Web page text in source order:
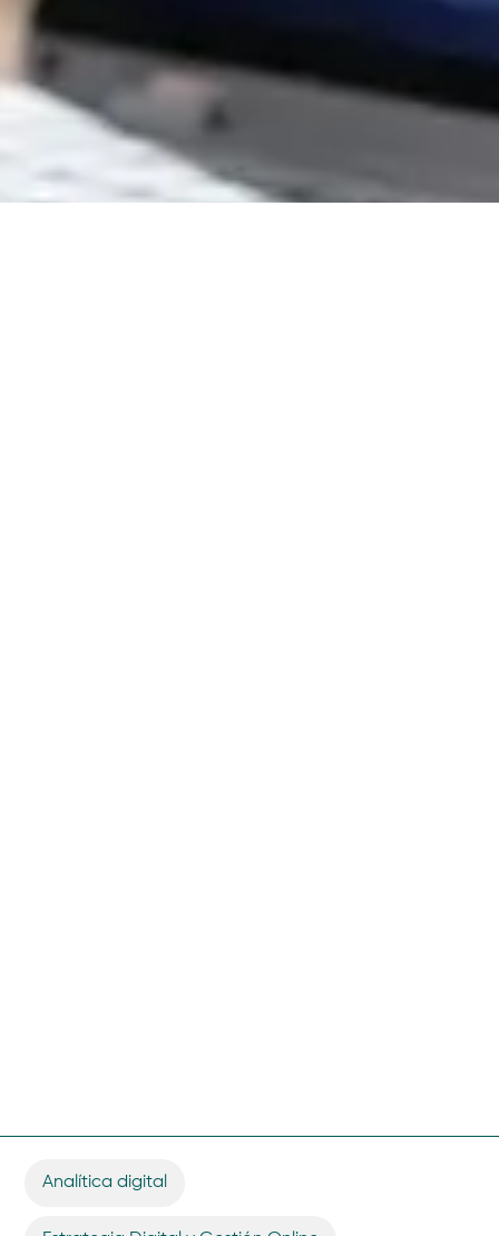
Analítica digital